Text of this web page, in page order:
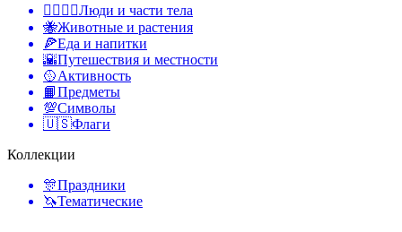
👩‍❤️‍💋‍👨Люди и части тела
🐝Животные и растения
🍕Еда и напитки
🌇Путешествия и местности
🥎Активность
📙Предметы
💯Символы
🇺🇸Флаги
Коллекции
🎊Праздники
🦄Тематические